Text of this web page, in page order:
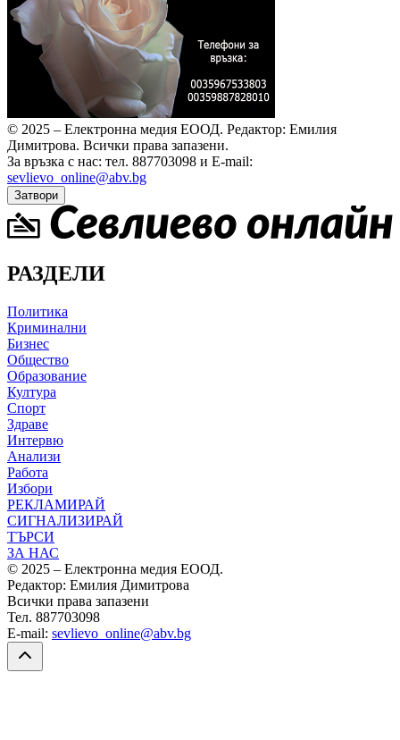
© 2025 – Електронна медия ЕООД. Редактор: Емилия
Димитрова. Всички права запазени.
За връзка с нас: тел. 887703098 и E-mail:
sevlievo_online@abv.bg
Затвори
РАЗДЕЛИ
Политика
Криминални
Бизнес
Общество
Образование
Култура
Спорт
Здраве
Интервю
Анализи
Работа
Избори
РЕКЛАМИРАЙ
СИГНАЛИЗИРАЙ
ТЪРСИ
ЗА НАС
© 2025 – Електронна медия ЕООД.
Редактор: Емилия Димитрова
Всички права запазени
Тел. 887703098
E-mail: sevlievo_online@abv.bg